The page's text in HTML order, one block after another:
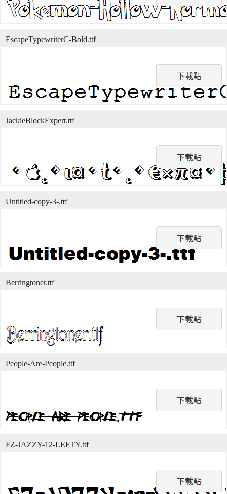
下載點
EscapeTypewriterC-Bold.ttf
下載點
JackieBlockExpert.ttf
下載點
Untitled-copy-3-.ttf
下載點
Berringtoner.ttf
下載點
People-Are-People.ttf
下載點
FZ-JAZZY-12-LEFTY.ttf